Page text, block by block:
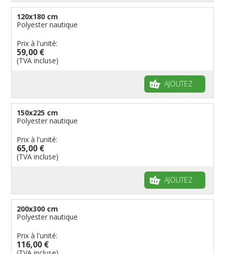
120x180 cm
Polyester nautique
Prix à l'unité:
59,00 €
(TVA incluse)
AJOUTEZ
150x225 cm
Polyester nautique
Prix à l'unité:
65,00 €
(TVA incluse)
AJOUTEZ
200x300 cm
Polyester nautique
Prix à l'unité:
116,00 €